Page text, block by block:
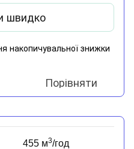
швидко
накопичувальної знижки
Порівняти
455 м3/год